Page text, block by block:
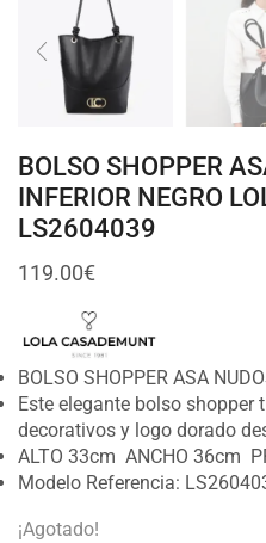
BOLSO SHOPPER
INFERIOR NEGRO
LS2604039
119.00€
BOLSO SHOPPER ASA
Este elegante bolso shopper
decorativos y logo dorado
ALTO 33cm ANCHO 36cm
Modelo Referencia:
¡Agotado!